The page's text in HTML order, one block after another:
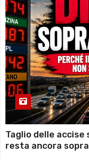
Taglio delle accise
resta ancora